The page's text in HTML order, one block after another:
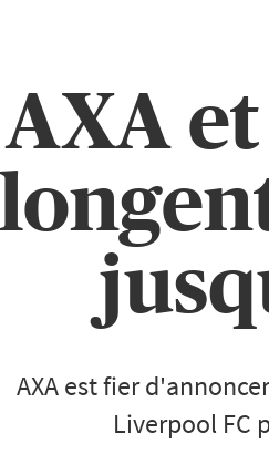
AXA
AXA est fier
Liverpool FC